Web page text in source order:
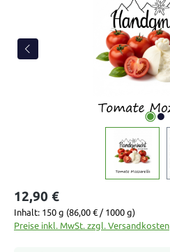
12,90 €
Inhalt: 150 g (86,00 € / 1000 g)
Preise inkl. MwSt. zzgl. Versandkosten